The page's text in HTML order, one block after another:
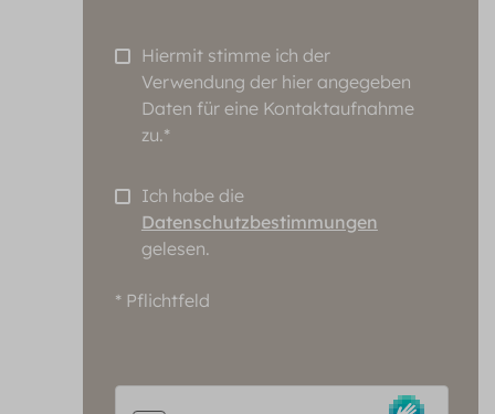
Hiermit stimme ich der
Verwendung der hier angegeben
Daten für eine Kontaktaufnahme
zu.*
Ich habe die
Datenschutzbestimmungen
gelesen.
* Pflichtfeld